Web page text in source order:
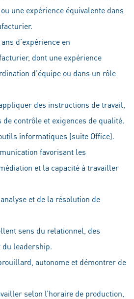
une expérience équivalente dans
d’expérience en
dont une expérience
d’équipe ou dans un rôle
des instructions de travail,
de contrôle et exigences de qualité.
informatiques (suite Office).
favorisant les
et la capacité à travailler
et de la résolution de
sens du relationnel, des
leadership.
autonome et démontrer de
selon l’horaire de production,